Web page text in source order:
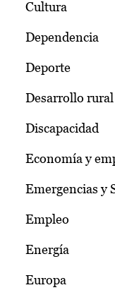
Cultura
Dependencia
Deporte
Desarrollo
Discapacidad
Economía y
Emergencias y
Empleo
Energía
Europa